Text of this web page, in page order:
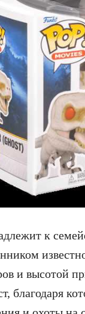
к
и высотой
благодаря